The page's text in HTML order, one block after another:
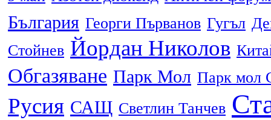
България Георги Първанов Гугъл
Стойнев Йордан Николов
Обгазяване Парк Мол Парк мол
Русия САЩ Светлин Танчев